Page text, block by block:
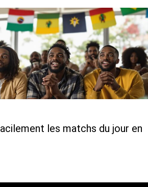
les matchs du jour en